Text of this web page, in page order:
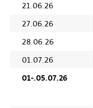
21.06.26
27.06.26
28.06.26
01.07.26
01-.05.07.26